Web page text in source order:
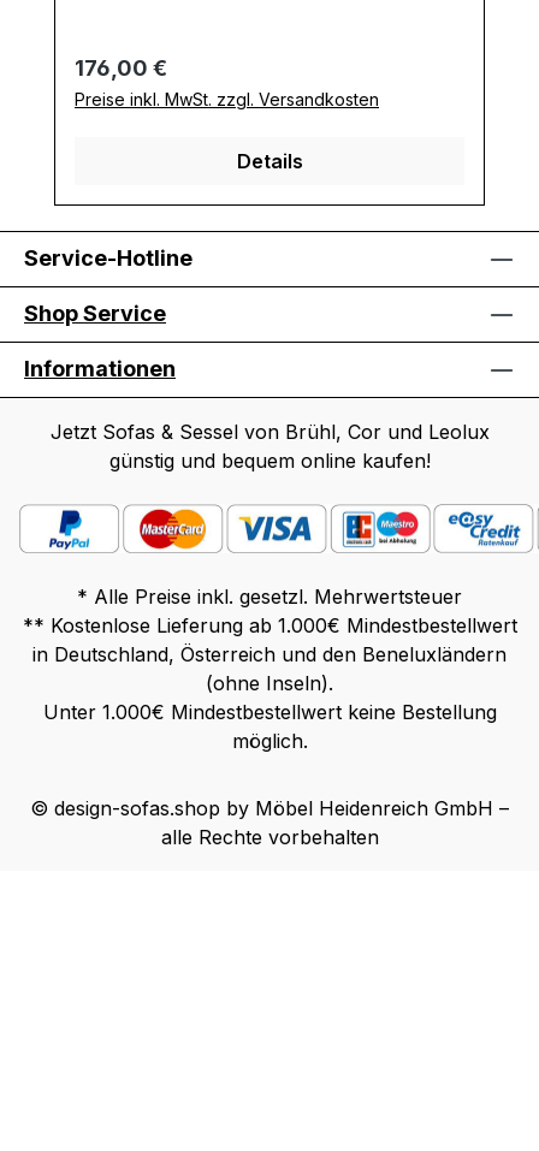
Regulärer Preis:
176,00 €
Preise inkl. MwSt. zzgl. Versandkosten
Details
Service-Hotline
Shop Service
Informationen
Jetzt Sofas & Sessel von Brühl, Cor und Leolux
günstig und bequem online kaufen!
* Alle Preise inkl. gesetzl. Mehrwertsteuer
** Kostenlose Lieferung ab 1.000€ Mindestbestellwert
in Deutschland, Österreich und den Beneluxländern
(ohne Inseln).
Unter 1.000€ Mindestbestellwert keine Bestellung
möglich.
© design-sofas.shop by Möbel Heidenreich GmbH –
alle Rechte vorbehalten